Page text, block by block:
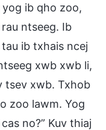
yog ib qho zoo,
ntseeg. Ib
ib txhais ncej
xwb xwb li,
tsev xwb. Txhob
zoo lawm. Yog
no?” Kuv thiaj